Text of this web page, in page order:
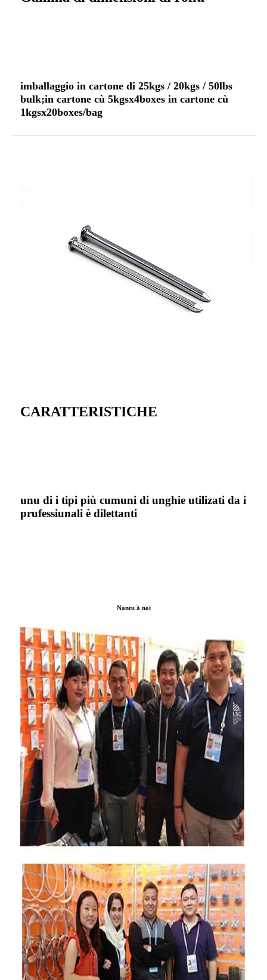
imballaggio in cartone di 25kgs / 20kgs / 50lbs
bulk;in cartone cù 5kgsx4boxes in cartone cù
1kgsx20boxes/bag
CARATTERISTICHE
unu di i tipi più cumuni di unghie utilizati da i
prufessiunali è dilettanti
Nantu à noi